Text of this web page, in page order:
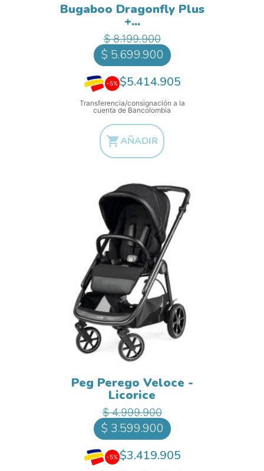
Bugaboo Dragonfly Plus
+...Precio base
$ 8.199.900Precio
$ 5.699.900
-5% $5.414.905
Transferencia/consignación a la
cuenta de Bancolombia
AÑADIR
Peg Perego Veloce -
Licorice
Precio base
$ 4.999.900Precio
$ 3.599.900
-5% $3.419.905